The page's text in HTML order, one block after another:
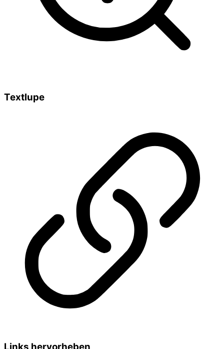
Textlupe
Links hervorheben